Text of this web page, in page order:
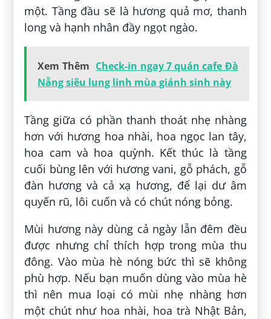
một. Tầng đầu sẽ là hương quả mơ, thanh
long và hạnh nhân đầy ngọt ngào.
Xem Thêm Check-in ngay 7 quán cafe Đà
Nẵng siêu lung linh mùa giánh sinh này
Tầng giữa có phần thanh thoát nhẹ nhàng
hơn với hương hoa nhài, hoa ngọc lan tây,
hoa cam và hoa quỳnh. Kết thúc là tầng
cuối bùng lên với hương vani, gỗ phách, gỗ
đàn hương và cả xạ hương, để lại dư âm
quyến rũ, lôi cuốn và có chút nóng bỏng.
Mùi hương này dùng cả ngày lẫn đêm đều
được nhưng chỉ thích hợp trong mùa thu
đông. Vào mùa hè nóng bức thì sẽ không
phù hợp. Nếu bạn muốn dùng vào mùa hè
thì nên mua loại có mùi nhẹ nhàng hơn
một chút như hoa nhài, hoa trà Nhật Bản,